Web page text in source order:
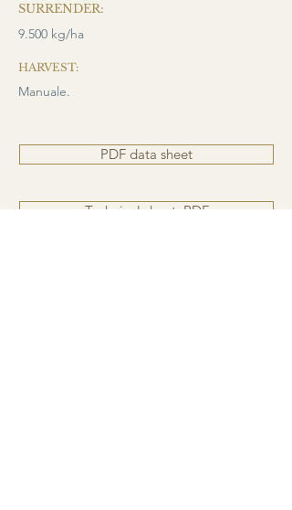
SURRENDER:
9.500 kg/ha
HARVEST:
Manuale.
PDF data sheet
Technical sheet .PDF